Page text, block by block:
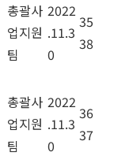
총괄사
업지원
팀
2022
.11.3
0
35
38
총괄사
업지원
팀
2022
.11.3
0
36
37